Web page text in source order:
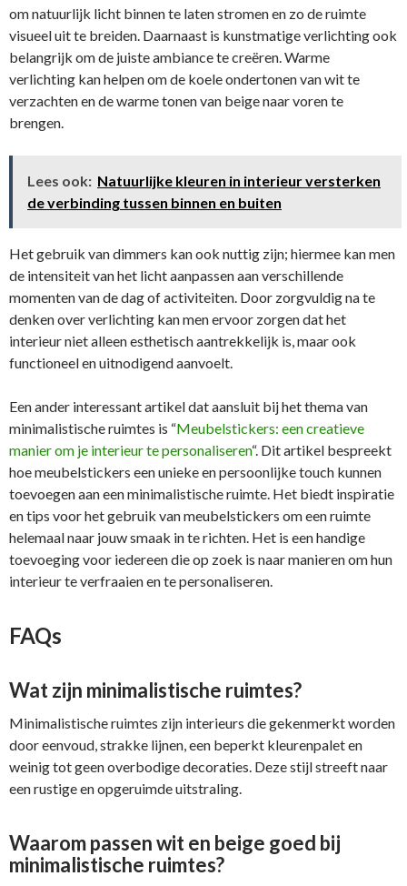
om natuurlijk licht binnen te laten stromen en zo de ruimte
visueel uit te breiden. Daarnaast is kunstmatige verlichting ook
belangrijk om de juiste ambiance te creëren. Warme
verlichting kan helpen om de koele ondertonen van wit te
verzachten en de warme tonen van beige naar voren te
brengen.
Lees ook: Natuurlijke kleuren in interieur versterken
de verbinding tussen binnen en buiten
Het gebruik van dimmers kan ook nuttig zijn; hiermee kan men
de intensiteit van het licht aanpassen aan verschillende
momenten van de dag of activiteiten. Door zorgvuldig na te
denken over verlichting kan men ervoor zorgen dat het
interieur niet alleen esthetisch aantrekkelijk is, maar ook
functioneel en uitnodigend aanvoelt.
Een ander interessant artikel dat aansluit bij het thema van
minimalistische ruimtes is “Meubelstickers: een creatieve
manier om je interieur te personaliseren“. Dit artikel bespreekt
hoe meubelstickers een unieke en persoonlijke touch kunnen
toevoegen aan een minimalistische ruimte. Het biedt inspiratie
en tips voor het gebruik van meubelstickers om een ruimte
helemaal naar jouw smaak in te richten. Het is een handige
toevoeging voor iedereen die op zoek is naar manieren om hun
interieur te verfraaien en te personaliseren.
FAQs
Wat zijn minimalistische ruimtes?
Minimalistische ruimtes zijn interieurs die gekenmerkt worden
door eenvoud, strakke lijnen, een beperkt kleurenpalet en
weinig tot geen overbodige decoraties. Deze stijl streeft naar
een rustige en opgeruimde uitstraling.
Waarom passen wit en beige goed bij
minimalistische ruimtes?